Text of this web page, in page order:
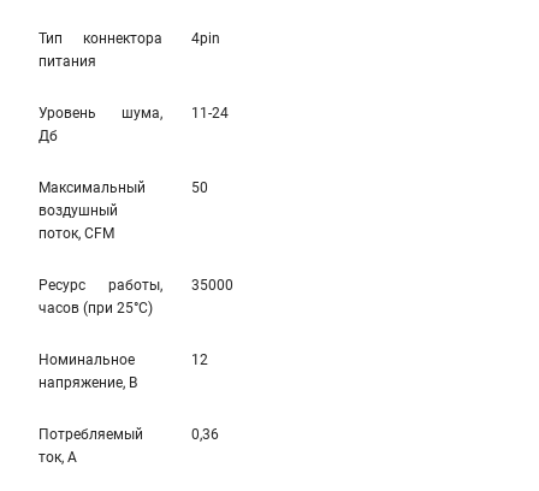
Тип коннектора
питания
4pin
Уровень шума,
Дб
11-24
Максимальный
воздушный
поток, CFM
50
Ресурс работы,
часов (при 25°C)
35000
Номинальное
напряжение, В
12
Потребляемый
ток, А
0,36